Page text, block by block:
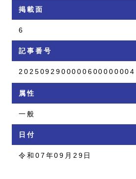
掲載面
6
記事番号
2025092900000600000004
属性
一般
日付
令和07年09月29日